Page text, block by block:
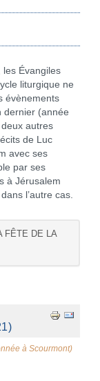
Évangiles
liturgique ne
évènements
dernier (année
autres
de Luc
avec ses
par ses
à Jérusalem
l’autre cas.
FÊTE DE LA
à Scourmont)